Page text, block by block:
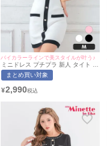
バイカラーラインで美スタイルが叶う♪
ミニドレス プチプラ 新人 タイト ニ
ット 半袖 胸元隠し 白 パイピング
フェイクポケット Vネック キャバ
| myMinette/マイミネット
まとめ買い対象
¥2,990